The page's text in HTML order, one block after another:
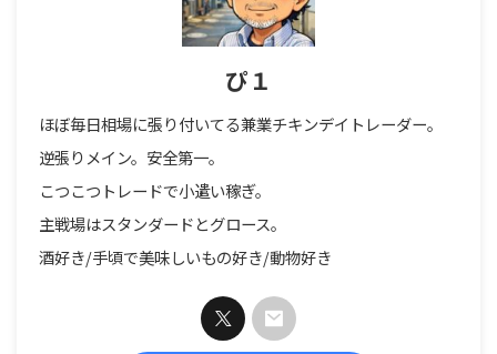
ぴ１
ほぼ毎日相場に張り付いてる兼業チキンデイトレーダー。
逆張りメイン。安全第一。
こつこつトレードで小遣い稼ぎ。
主戦場はスタンダードとグロース。
酒好き/手頃で美味しいもの好き/動物好き